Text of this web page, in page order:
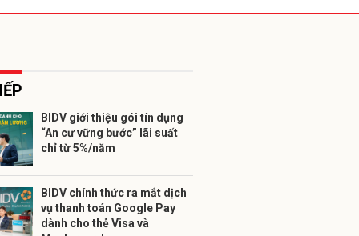
BIDV giới thiệu gói tín dụng
“An cư vững bước” lãi suất
chỉ từ 5%/năm
BIDV chính thức ra mắt dịch
vụ thanh toán Google Pay
dành cho thẻ Visa và